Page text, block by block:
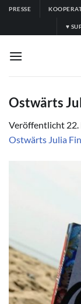
Zum
springen
PRESSE
♥
Ostwärts
Veröffentlicht
Ostwärts Julia